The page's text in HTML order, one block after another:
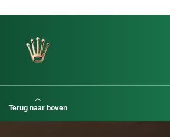
Terug naar boven